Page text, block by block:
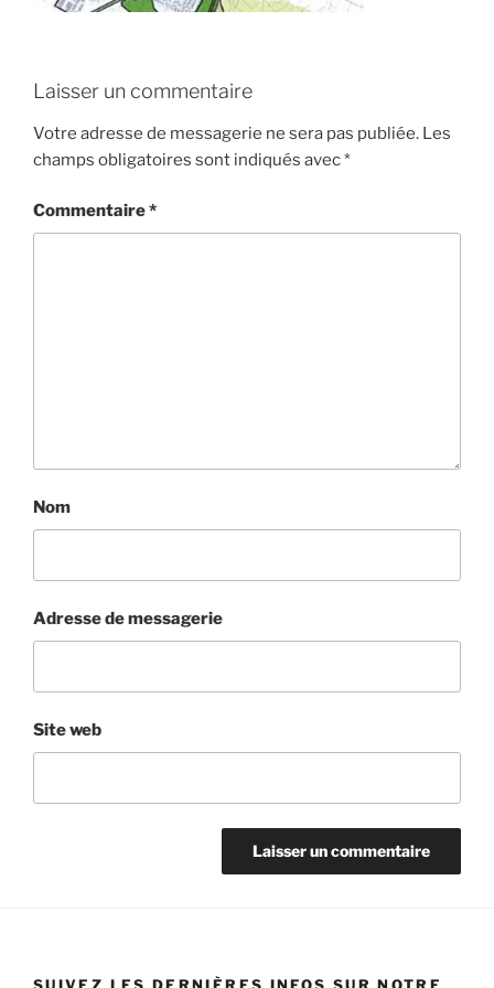
Laisser un commentaire
Votre adresse de messagerie ne sera pas publiée. Les
champs obligatoires sont indiqués avec*
Commentaire*
Nom
Adresse de messagerie
Site web